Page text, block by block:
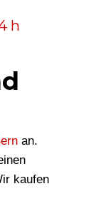
h
an.
kaufen